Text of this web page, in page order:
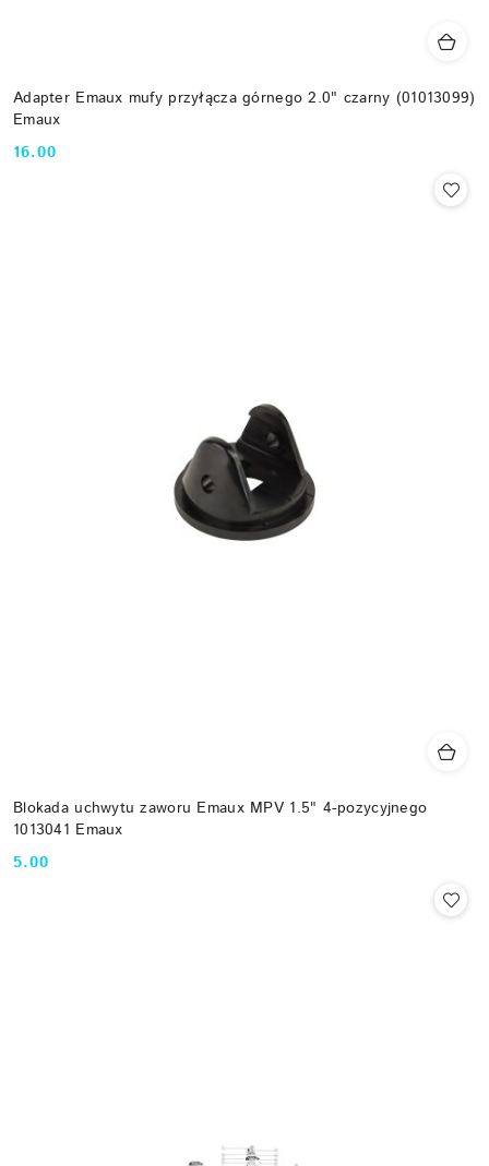
Adapter Emaux mufy przyłącza górnego 2.0" czarny (01013099)
Emaux
Cena:
16.00
Blokada uchwytu zaworu Emaux MPV 1.5" 4-pozycyjnego
1013041 Emaux
Cena:
5.00